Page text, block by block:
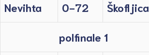
Nevihta 0-72 Škofljica
polfinale 1